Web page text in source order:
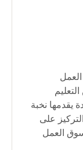
يقدمها نخبة
على
العمل